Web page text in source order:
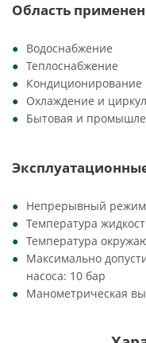
Область
Водоснабжение
Теплоснабжение
Кондиционирование
Охлаждение и
Бытовая и
Непрерывный режим
Температура
Температура
Максимально
насоса: 10 бар
Манометрическая